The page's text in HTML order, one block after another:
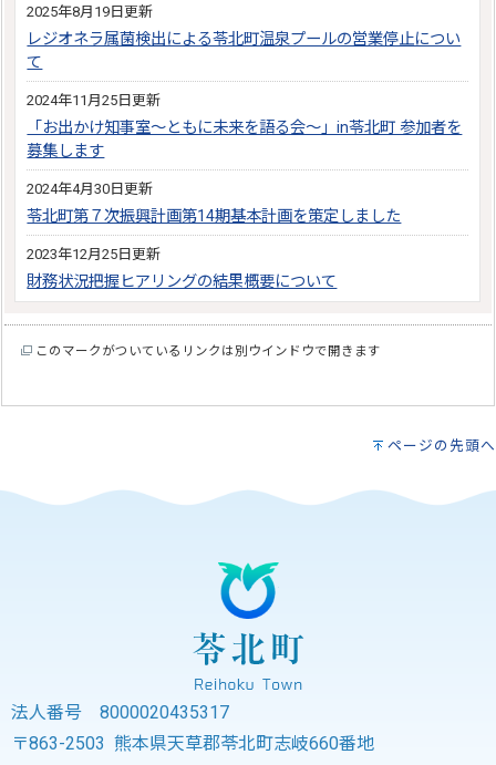
2025年8月19日更新
レジオネラ属菌検出による苓北町温泉プールの営業停止につい
て
2024年11月25日更新
「お出かけ知事室～ともに未来を語る会～」in苓北町 参加者を
募集します
2024年4月30日更新
苓北町第７次振興計画第14期基本計画を策定しました
2023年12月25日更新
財務状況把握ヒアリングの結果概要について
このマークがついているリンクは別ウインドウで開きます
ページの先頭へ
法人番号 8000020435317
〒863-2503 熊本県天草郡苓北町志岐660番地